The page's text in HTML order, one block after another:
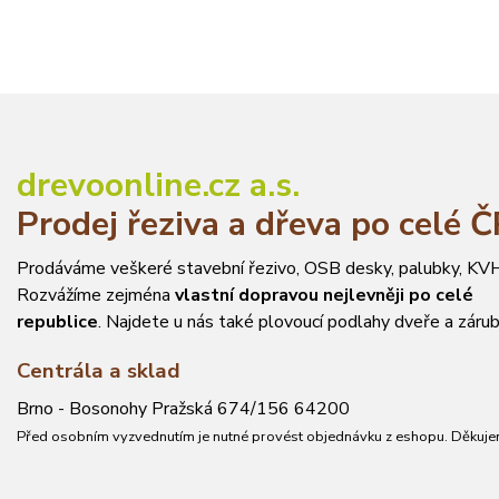
drevoonline.cz a.s.
Prodej řeziva a dřeva po celé
Prodáváme veškeré stavební řezivo, OSB desky, palubky,
Rozvážíme zejména vlastní dopravou nejlevněji po celé
republice. Najdete u nás také plovoucí podlahy dveře a
Centrála a sklad
Brno - Bosonohy Pražská 674/156 64200
Před osobním vyzvednutím je nutné provést objednávku z eshopu.